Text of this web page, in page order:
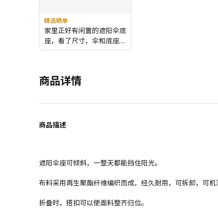
精选晒单
家里正好有闲置的遮阳伞底
座，看了尺寸，伞和底座刚
好都是3.2厘米，马上去实
的海棠和绣球，经过西晒，
斜遮阳，我太喜欢了。
商品详情
商品描述
遮阳伞座可倾斜，一整天都能挡住阳光。
布料采用再生聚酯纤维编织而成，经久耐用，可拆卸，可机
折叠时，搭扣可以使面料整齐归位。